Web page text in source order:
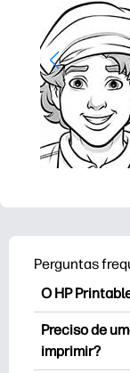
Perguntas
O HP
O HP
impressoras
imprimir.
Preciso de
imprimir?